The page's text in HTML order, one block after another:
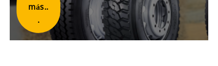
más..
.